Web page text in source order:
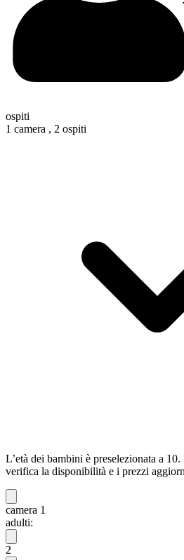
ospiti
1 camera , 2 ospiti
L’età dei bambini è preselezionata a
verifica la disponibilità e i prezzi
camera 1
adulti:
2